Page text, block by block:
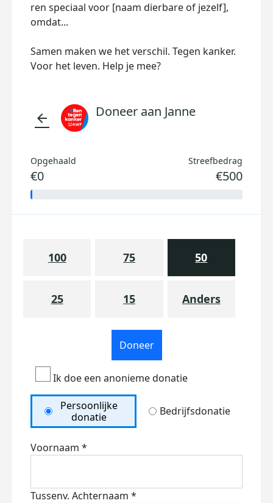
ren speciaal voor [naam dierbare of jezelf],
omdat...
Samen maken we het verschil. Tegen kanker.
Voor het leven. Help je mee?
arrow_back Doneer aan Janne
Opgehaald
€0
Streefbedrag
€500
100 75 50
25 15 Anders
Doneer
Ik doe een anonieme donatie
Persoonlijke
donatie
Bedrijfsdonatie
Voornaam *
Tussenv. Achternaam *